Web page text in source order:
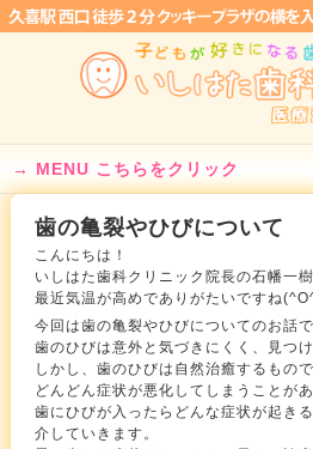
MENU こちらをクリック
歯の亀裂やひびについて
こんにちは！
いしはた歯科クリニック院長の石幡一樹
最近気温が高めでありがたいですね
今回は歯の亀裂やひびについてのお話で
歯のひびは意外と気づきにくく、見つ
しかし、歯のひびは自然治癒するもの
どんどん症状が悪化してしまうことがあ
歯にひびが入ったらどんな症状が起き
介していきます。